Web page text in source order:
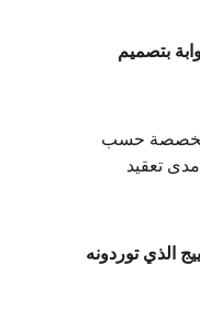
بتصميم
المخصصة حسب
تعقيد
الذي توردونه